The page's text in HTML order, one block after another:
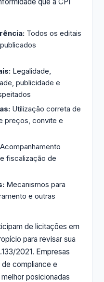
Todos os editais
Legalidade,
publicidade e
Utilização correta de
preços, convite e
Acompanhamento
fiscalização de
Mecanismos para
e outras
de licitações em
para revisar sua
2021. Empresas
compliance e
posicionadas